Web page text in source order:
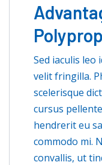
Sed iaculis leo
velit fringilla.
scelerisque
cursus
hendrerit eu
commodo mi.
convallis, ut